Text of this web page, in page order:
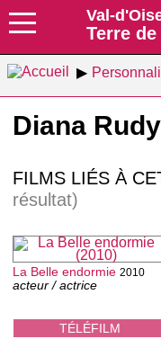
Val-
Terre
Diana
FILMS LIÉS À
résultat)
TÉLÉFILM
La Belle endormie 2010
acteur / actrice